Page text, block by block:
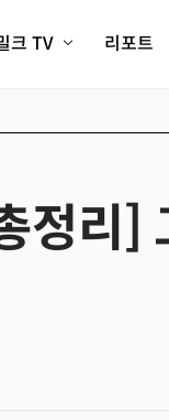
크 TV
의 뉴욕 시그널
리포트
정리]